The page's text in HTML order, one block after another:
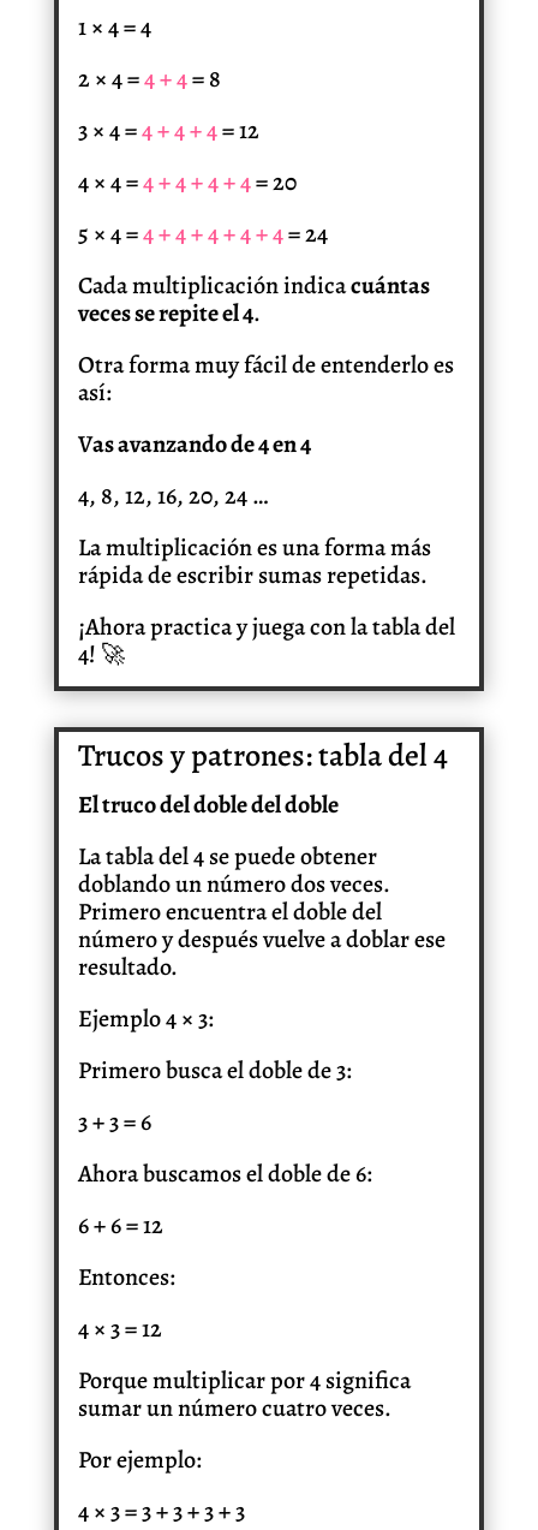
1 × 4 = 4
2 × 4 =4 + 4= 8
3 × 4 =4 + 4 + 4= 12
4 × 4 =4 + 4 + 4 + 4= 20
5 × 4 =4 + 4 + 4 + 4 + 4= 24
Cada multiplicación indicacuántas
veces se repite el 4.
Otra forma muy fácil de entenderlo es
así:
Vas avanzando de 4 en 4
4, 8, 12, 16, 20, 24 …
La multiplicación es una forma más
rápida de escribir sumas repetidas.
¡Ahora practica y juega con la tabla del
4! 🚀
Trucos y patrones: tabla del 4
El truco del doble del doble
La tabla del 4 se puede obtener
doblando un número dos veces.
Primero encuentra el doble del
número y después vuelve a doblar ese
resultado.
Ejemplo 4 × 3:
Primero busca el doble de 3:
3 + 3 = 6
Ahora buscamos el doble de 6:
6 + 6 = 12
Entonces:
4 × 3 = 12
Porque multiplicar por 4 significa
sumar un número cuatro veces.
Por ejemplo:
4 × 3 = 3 + 3 + 3 + 3